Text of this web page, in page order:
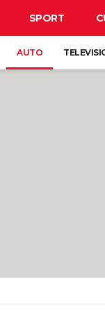
SPORT
AUTO